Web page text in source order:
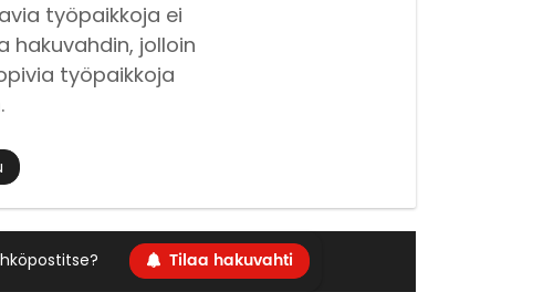
työpaikkoja ei
hakuvahdin, jolloin
työpaikkoja
Tilaa hakuvahti